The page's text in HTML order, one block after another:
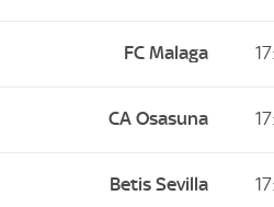
FC Malaga
CA Osasuna
Betis Sevilla